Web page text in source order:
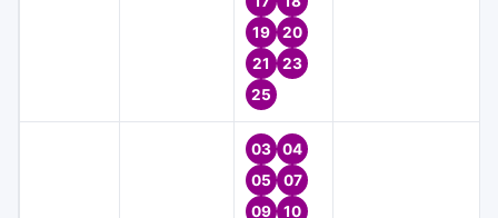
19
20
21
23
25
03
04
05
07
09
10